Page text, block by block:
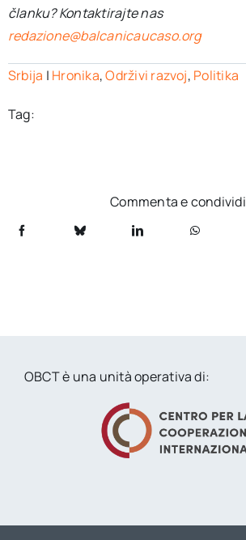
članku? Kontaktirajte nas
redazione@balcanicaucaso.org
Srbija | Hronika,Održivi razvoj, Politika
Tag:
Commenta e condividi
OBCT è una unità operativa di: